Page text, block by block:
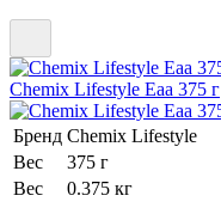
Chemix Lifestyle Eaa 375 г
Бренд Chemix Lifestyle
Вес
375 г
Вес
0.375 кг